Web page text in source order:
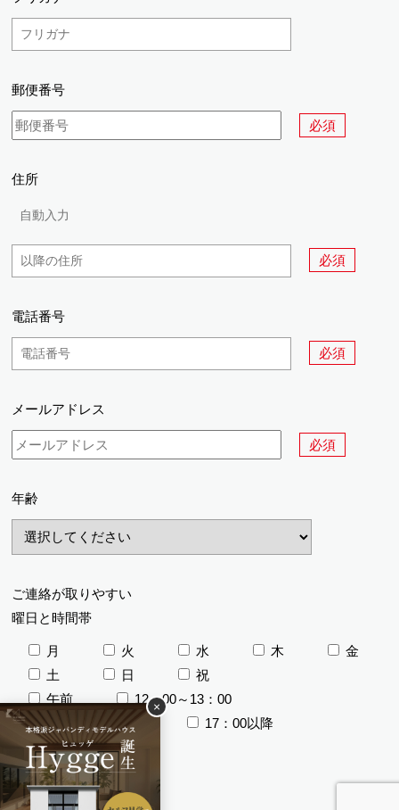
郵便番号
必須
住所
必須
電話番号
必須
メールアドレス
必須
年齢
ご連絡が取りやすい
曜日と時間帯
月 火 水 木
金
土
日
祝
午前
12：00～13：00
13：00～17：00
17：00以降
ご質問やご要望が
ありましたら
×